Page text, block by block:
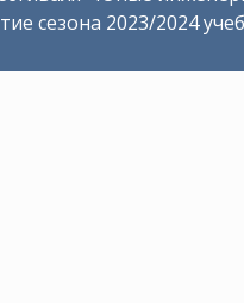
сезона 2023/2024